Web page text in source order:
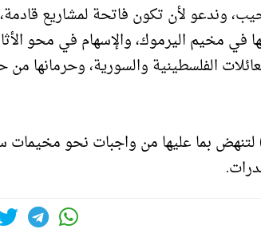
وندعو لأن تكون فاتحة لمشاريع
في مخيم اليرموك، والإسهام في محو
الفلسطينية والسورية، وحرمانها من
لتنهض بما عليها من واجبات نحو مخيمات